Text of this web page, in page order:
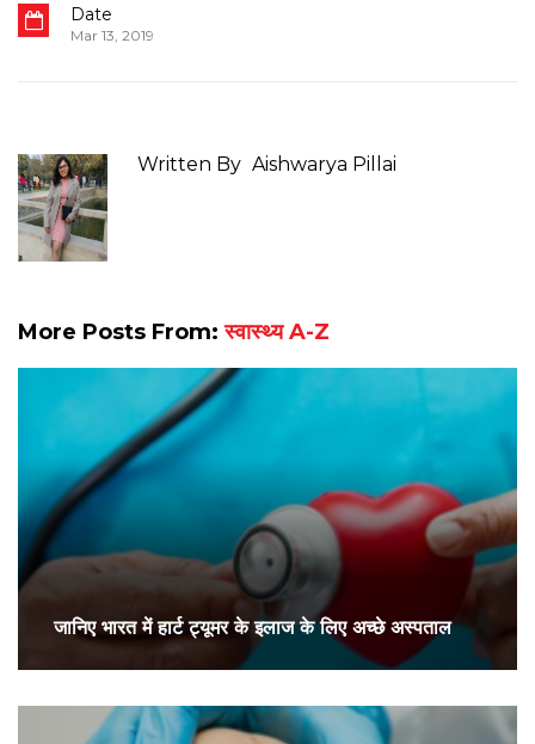
Date
Mar 13, 2019
Written By Aishwarya Pillai
More Posts From:स्वास्थ्य A-Z
जानिए भारत में हार्ट ट्यूमर के इलाज के लिए अच्छे अस्पताल